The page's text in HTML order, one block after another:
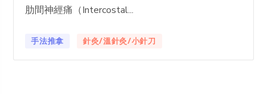
肋間神經痛（Intercostal...
手法推拿 針灸/溫針灸/小針刀